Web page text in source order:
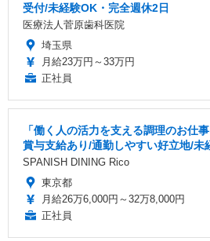
受付/未経験OK・完全週休2日
医療法人菅原歯科医院
埼玉県
月給23万円～33万円
正社員
「働く人の活力を支える調理のお仕
賞与支給あり/通勤しやすい好立地/未
SPANISH DINING Rico
東京都
月給26万6,000円～32万8,000円
正社員